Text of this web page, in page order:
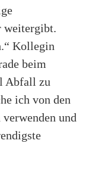
weitergibt.
Kollegin
beim
Abfall zu
ich von den
und